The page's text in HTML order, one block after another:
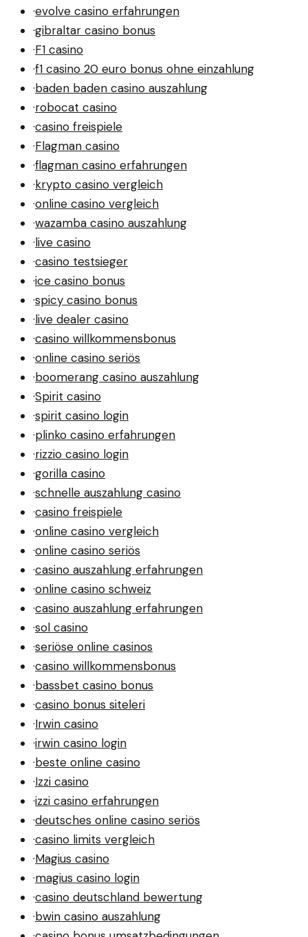
·evolve casino erfahrungen
·gibraltar casino bonus
·F1 casino
·f1 casino 20 euro bonus ohne einzahlung
·baden baden casino auszahlung
·robocat casino
·casino freispiele
·Flagman casino
·flagman casino erfahrungen
·krypto casino vergleich
·online casino vergleich
·wazamba casino auszahlung
·live casino
·casino testsieger
·ice casino bonus
·spicy casino bonus
·live dealer casino
·casino willkommensbonus
·online casino seriös
·boomerang casino auszahlung
·Spirit casino
·spirit casino login
·plinko casino erfahrungen
·rizzio casino login
·gorilla casino
·schnelle auszahlung casino
·casino freispiele
·online casino vergleich
·online casino seriös
·casino auszahlung erfahrungen
·online casino schweiz
·casino auszahlung erfahrungen
·sol casino
·seriöse online casinos
·casino willkommensbonus
·bassbet casino bonus
·casino bonus siteleri
·Irwin casino
·irwin casino login
·beste online casino
·Izzi casino
·izzi casino erfahrungen
·deutsches online casino seriös
·casino limits vergleich
·Magius casino
·magius casino login
·casino deutschland bewertung
·bwin casino auszahlung